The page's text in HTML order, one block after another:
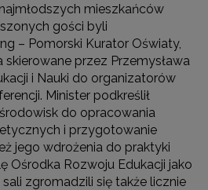
mieszkańców
gości byli
– Pomorski Kurator Oświaty,
skierowane przez Przemysława
i Nauki do organizatorów
Minister podkreślił
do opracowania
i przygotowanie
jego wdrożenia do praktyki
Ośrodka Rozwoju Edukacji jako
sali zgromadzili się także licznie